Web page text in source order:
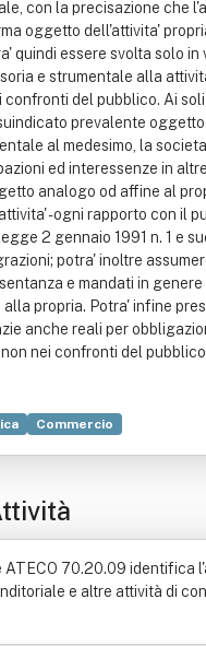
con la precisazione che
oggetto dell'attivita'
quindi essere svolta solo in
e strumentale alla
confronti del pubblico. Ai
prevalente oggetto
al medesimo, la
ed interessenze in
analogo od affine al
- ogni rapporto con il
2 gennaio 1991 n. 1 e
potra' inoltre
e mandati in
propria. Potra' infine
anche reali per
nei confronti del
Commercio
ATECO 70.20.09 identifica
e altre attività di